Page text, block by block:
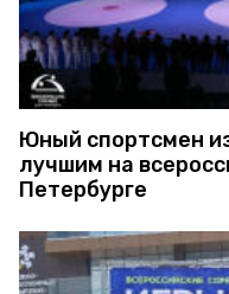
Юный спортсмен
лучшим на
Петербурге